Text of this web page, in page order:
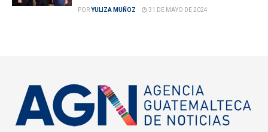
PORYULIZA MUÑOZ 31 DE MAYO DE 2024